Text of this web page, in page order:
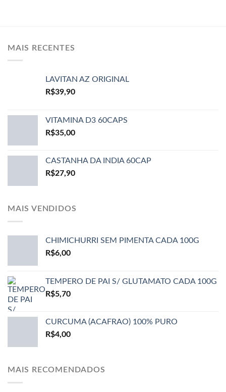
MAIS RECENTES
LAVITAN AZ ORIGINAL
R$39,90
VITAMINA D3 60CAPS
R$35,00
CASTANHA DA INDIA 60CAP
R$27,90
MAIS VENDIDOS
CHIMICHURRI SEM PIMENTA CADA 100G
R$6,00
TEMPERO DE PAI S/ GLUTAMATO CADA 100G
R$5,70
CURCUMA (ACAFRAO) 100% PURO
R$4,00
MAIS RECOMENDADOS